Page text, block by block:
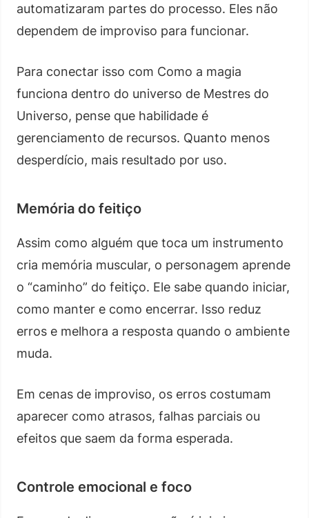
automatizaram partes do processo. Eles não
dependem de improviso para funcionar.
Para conectar isso com Como a magia
funciona dentro do universo de Mestres do
Universo, pense que habilidade é
gerenciamento de recursos. Quanto menos
desperdício, mais resultado por uso.
Memória do feitiço
Assim como alguém que toca um instrumento
cria memória muscular, o personagem aprende
o “caminho” do feitiço. Ele sabe quando iniciar,
como manter e como encerrar. Isso reduz
erros e melhora a resposta quando o ambiente
muda.
Em cenas de improviso, os erros costumam
aparecer como atrasos, falhas parciais ou
efeitos que saem da forma esperada.
Controle emocional e foco